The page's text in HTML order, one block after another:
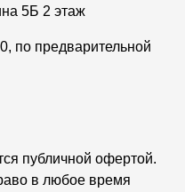
5Б 2 этаж
по предварительной
публичной офертой.
в любое время